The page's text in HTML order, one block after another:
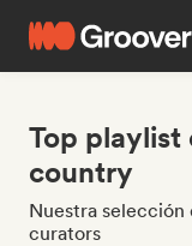
Top playlist
country
Nuestra selección
curators